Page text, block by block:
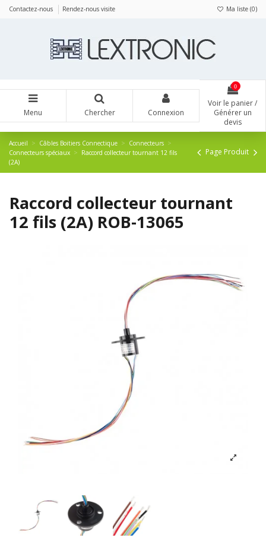
Contactez-nous Rendez-nous visite Ma liste (0)
Menu Chercher Connexion
0
Voir le panier /
Générer un
devis
Accueil Câbles Boitiers Connectique
Connecteurs
Connecteurs spéciaux
Raccord collecteur tournant 12 fils
(2A)
Page Produit
Raccord collecteur tournant
12 fils (2A) ROB-13065
Panneau de gestion des cookies